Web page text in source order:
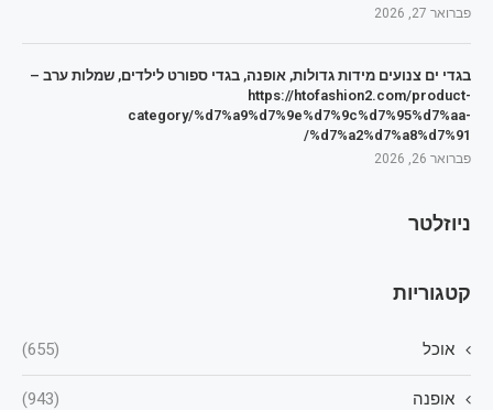
פברואר 27, 2026
בגדי ים צנועים מידות גדולות, אופנה, בגדי ספורט לילדים, שמלות ערב –
https://htofashion2.com/product-
category/%d7%a9%d7%9e%d7%9c%d7%95%d7%aa-
%d7%a2%d7%a8%d7%91/
פברואר 26, 2026
ניוזלטר
קטגוריות
אוכל (655)
אופנה (943)